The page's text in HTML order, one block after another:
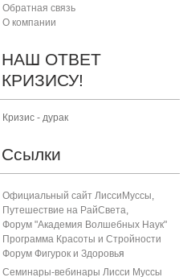
Обратная связь
О компании
НАШ ОТВЕТ
КРИЗИСУ!
Кризис - дурак
Ссылки
Официальный сайт ЛиссиМуссы,
Путешествие на РайСвета,
Форум "Академия Волшебных Наук"
Программа Красоты и Стройности
Форум Фигурок и Здоровья
Семинары-вебинары Лисси Муссы